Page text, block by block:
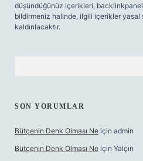
düşündüğünüz içerikleri,
bildirmeniz halinde, ilgili içerikler yasal
kaldırılacaktır.
SON YORUMLAR
Bütçenin Denk Olması Ne için admin
Bütçenin Denk Olması Ne için Yalçın